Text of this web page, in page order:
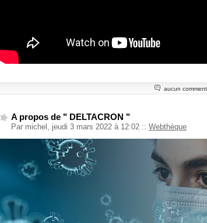
aucun
A propos de " DELTACRON "
Par michel, jeudi 3 mars 2022 à 12:02 :: Webthèque